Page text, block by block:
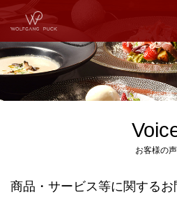
お客様の声
商品・サービス等に関する